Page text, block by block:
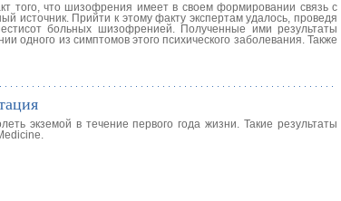
того, что шизофрения имеет в своем формировании связь с
источник. Прийти к этому факту экспертам удалось, проведя
больных шизофренией. Полученные ими результаты
одного из симптомов этого психического заболевания. Также
экземой в течение первого года жизни. Такие результаты